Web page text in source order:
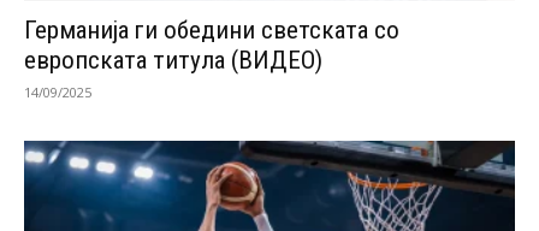
Германија ги обедини светската со
европската титула (ВИДЕО)
14/09/2025